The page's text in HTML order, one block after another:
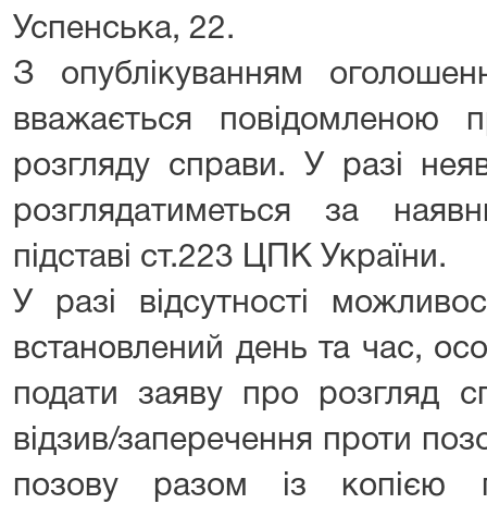
Успенська, 22.
З опублікуванням
вважається повідомленою
розгляду справи. У разі
розглядатиметься за
підставі ст.223 ЦПК України.
У разі відсутності
встановлений день та час,
подати заяву про розгляд
відзив/заперечення проти
позову разом із копією